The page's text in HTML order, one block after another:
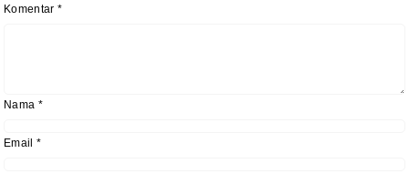
Komentar *
Nama *
Email *